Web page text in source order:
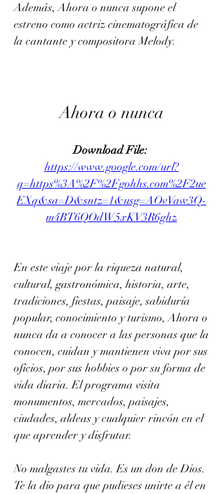
Además, Ahora o nunca supone el
estreno como actriz cinematográfica de
la cantante y compositora Melody.
Ahora o nunca
https://www.google.com/url?
q=https%3A%2F%2Fgohhs.com%2F2ue
EXq&sa=D&sntz=1&usg=AOvVaw3Q-
m4BT6QOdW5xKV3R6ghz
En este viaje por la riqueza natural,
cultural, gastronómica, historia, arte,
tradiciones, fiestas, paisaje, sabiduría
popular, conocimiento y turismo, Ahora o
nunca da a conocer a las personas que la
conocen, cuidan y mantienen viva por sus
oficios, por sus hobbies o por su forma de
vida diaria. El programa visita
monumentos, mercados, paisajes,
ciudades, aldeas y cualquier rincón en el
que aprender y disfrutar.
No malgastes tu vida. Es un don de Dios.
Te la dio para que pudieses unirte a él en